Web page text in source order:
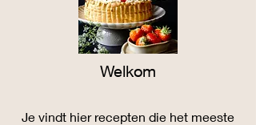
Welkom
Je vindt hier recepten die het meeste